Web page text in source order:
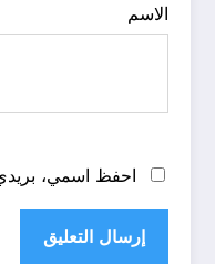
الاسم
احفظ اسمي، بريدي